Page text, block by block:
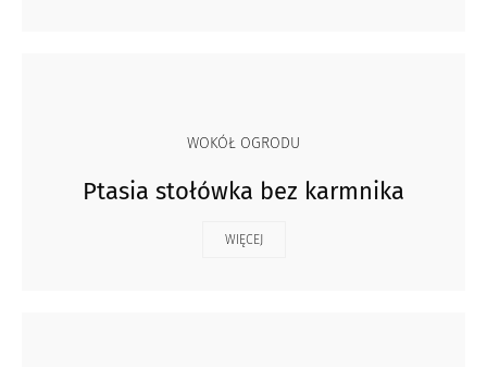
WOKÓŁ OGRODU
Ptasia stołówka bez karmnika
WIĘCEJ